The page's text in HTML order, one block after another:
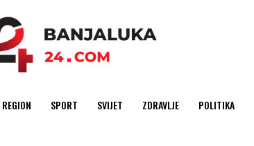
REGION SPORT SVIJET ZDRAVLJE POLITIKA